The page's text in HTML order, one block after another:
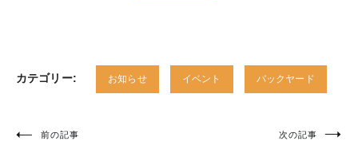
カテゴリー: お知らせ イベント バックヤード
前の記事 次の記事